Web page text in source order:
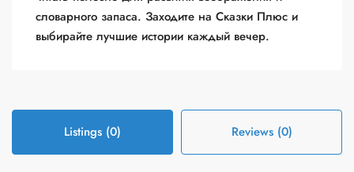
словарного запаса. Заходите на Сказки Плюс и
выбирайте лучшие истории каждый вечер.
Listings (0) Reviews (0)